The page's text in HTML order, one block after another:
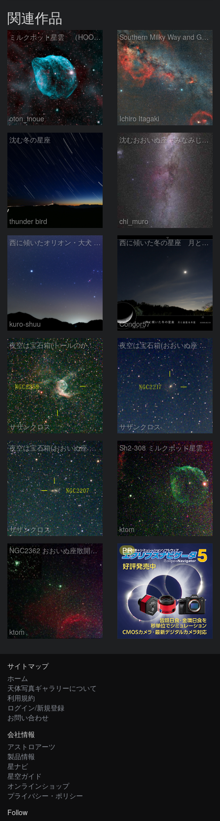
関連作品
ミルクポット星雲 （HOO合成）
oton_inoue
Southern Milky Way and Gum Nebula
Ichiro Itagaki
沈む冬の星座
thunder bird
沈むおおいぬ座～みなみじゅうじ座の天の川
chi_muro
西に傾いたオリオン・大犬 (2026/04/21)
kuro-shuu
西に傾いた冬の星座 月と金星＆木星
Condor57
夜空は宝石箱(トールのかぶと星雲 NGC2359) Seestar50
サザンクロス
夜空は宝石箱(おおいぬ座 NGC2217) Seestar50
サザンクロス
夜空は宝石箱(おおいぬ座 NGC2207) Seestar50
サザンクロス
Sh2-308 ミルクポッド星雲 2026-3-10
ktom
NGC2362 おおいぬ座散開星団 2026-3-8
ktom
PR
サイトマップ
ホーム
天体写真ギャラリーについて
利用規約
ログイン/新規登録
お問い合わせ
会社情報
アストロアーツ
製品情報
星ナビ
星空ガイド
オンラインショップ
プライバシー・ポリシー
Follow